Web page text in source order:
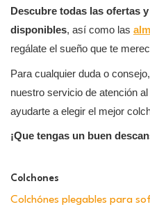
Descubre todas las ofertas
disponibles, así como las
regálate el sueño que te
Para cualquier duda o
nuestro servicio de atención
ayudarte a elegir el mejor
¡Que tengas un buen
Colchones
Colchónes plegables para